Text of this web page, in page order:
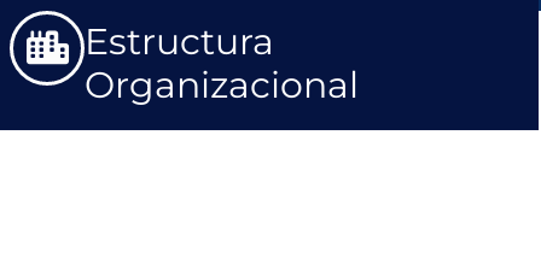
Estructura
Organizacional